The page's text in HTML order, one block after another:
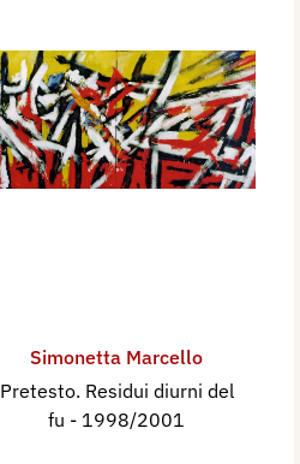
Simonetta Marcello
Pretesto. Residui diurni del
fu - 1998/2001